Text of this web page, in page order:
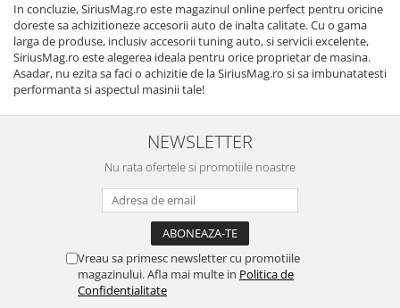
In concluzie, SiriusMag.ro este magazinul online perfect pentru oricine
doreste sa achizitioneze accesorii auto de inalta calitate. Cu o gama
larga de produse, inclusiv accesorii tuning auto, si servicii excelente,
SiriusMag.ro este alegerea ideala pentru orice proprietar de masina.
Asadar, nu ezita sa faci o achizitie de la SiriusMag.ro si sa imbunatatesti
performanta si aspectul masinii tale!
NEWSLETTER
Nu rata ofertele si promotiile noastre
Vreau sa primesc newsletter cu promotiile
magazinului. Afla mai multe in Politica de
Confidentialitate